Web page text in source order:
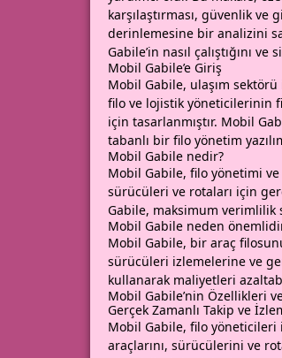
karşılaştırması, güvenlik
derinlemesine bir analizini
Gabile’in nasıl çalıştığını
Mobil Gabile’e Giriş
Mobil Gabile, ulaşım
filo ve lojistik yöneticilerinin
için tasarlanmıştır. Mobil
tabanlı bir filo yönetim
Mobil Gabile nedir?
Mobil Gabile, filo yönetimi
sürücüleri ve rotaları için
Gabile, maksimum
Mobil Gabile neden
Mobil Gabile, bir araç
sürücüleri izlemelerine ve
kullanarak maliyetleri
Mobil Gabile’nin Özellikleri
Gerçek Zamanlı Takip ve
Mobil Gabile, filo yöneticileri
araçlarını, sürücülerini ve